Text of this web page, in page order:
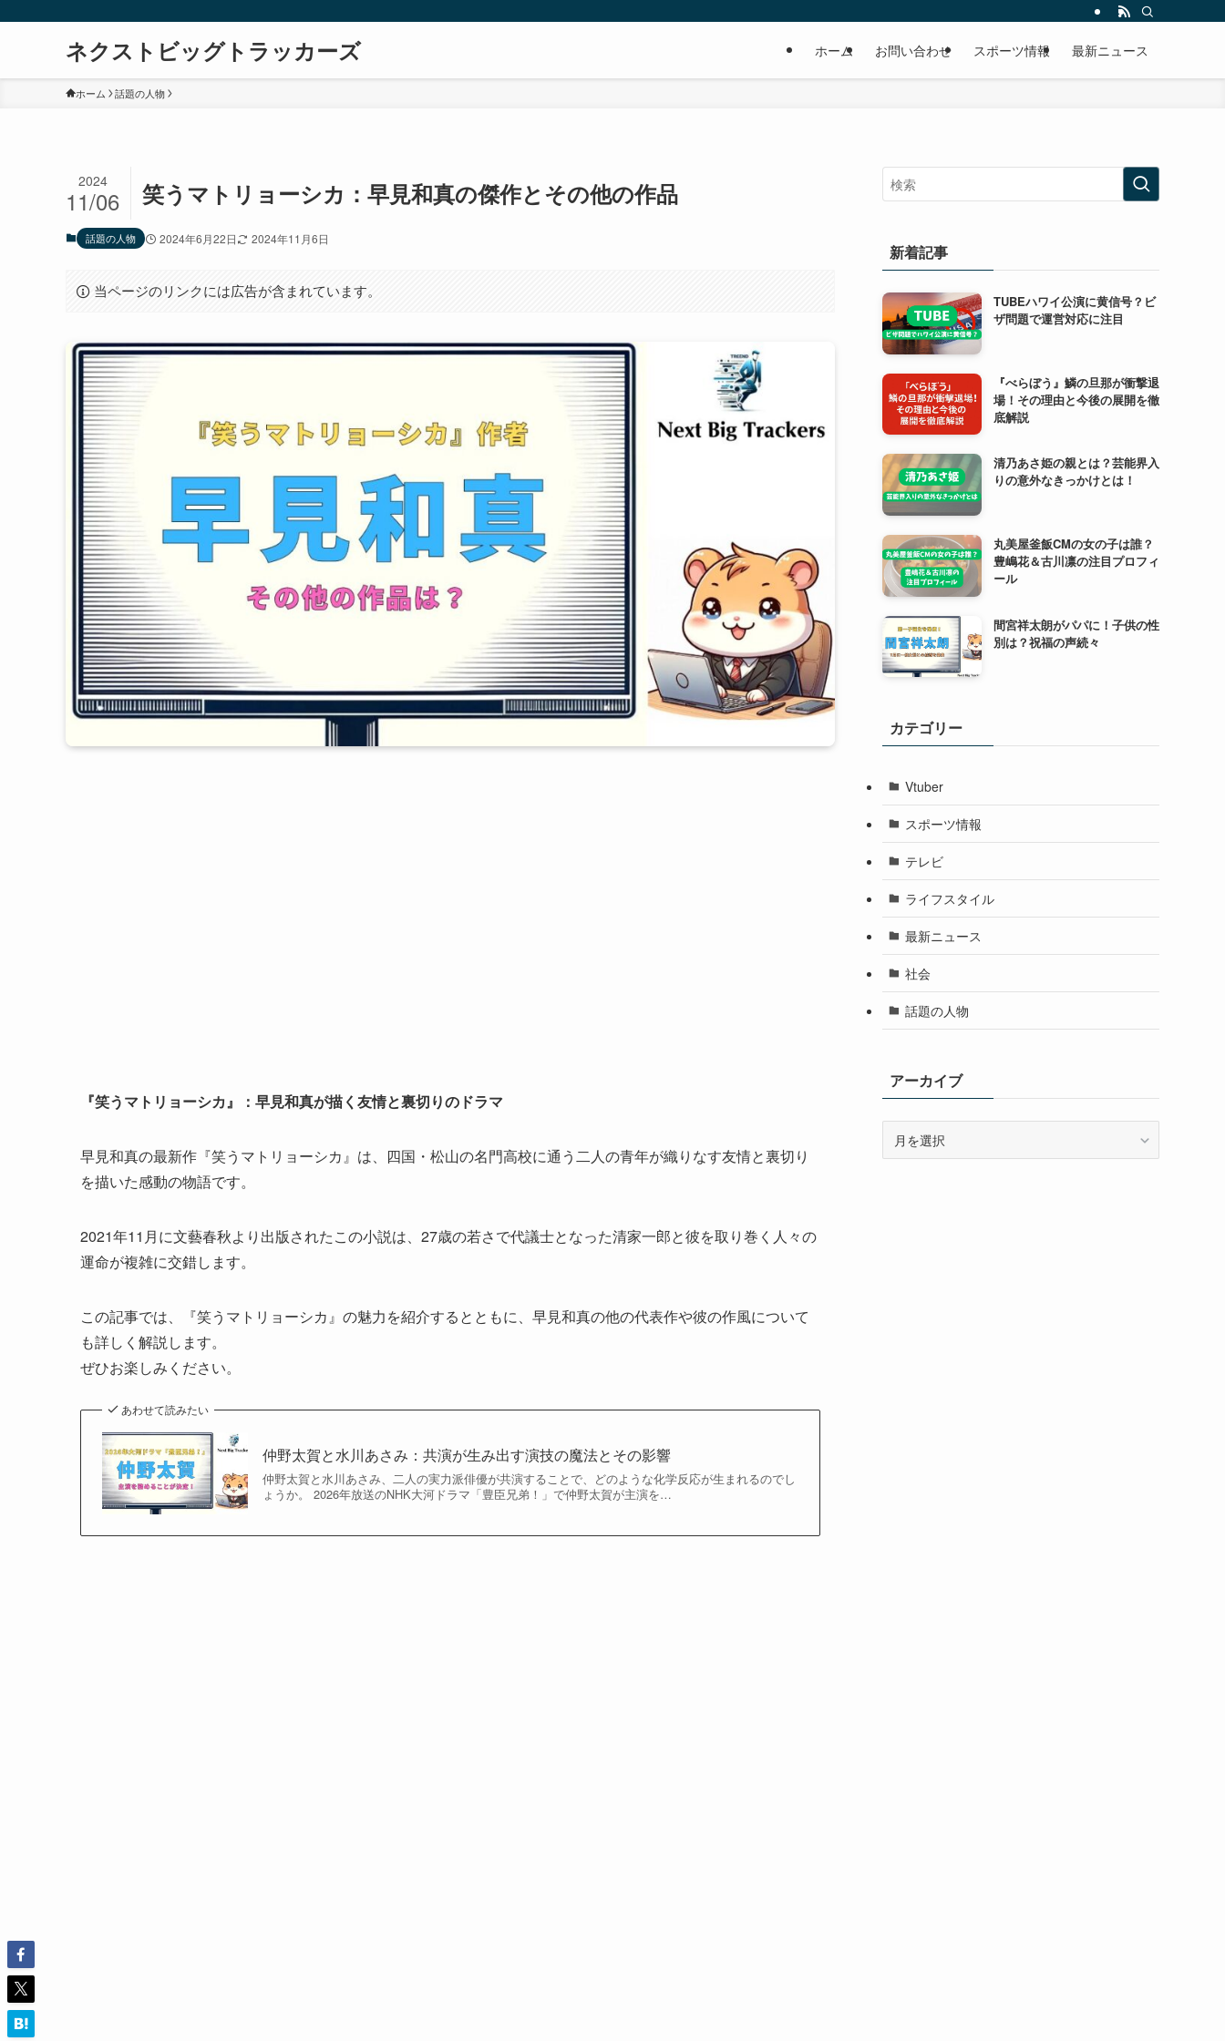
ネクストビッグトラッカーズ ホーム お問い合わせ スポーツ情報 最新ニュース
ホーム 話題の人物
笑うマトリョーシカ：早見和真の傑作とその他の作品
2024
11/06
話題の人物 2024年6月22日 2024年11月6日
当ページのリンクには広告が含まれています。
『笑うマトリョーシカ』：早見和真が描く友情と裏切りのドラマ
早見和真の最新作『笑うマトリョーシカ』は、四国・松山の名門高校に通う二人の青年が織りなす友情と裏切り
を描いた感動の物語です。
2021年11月に文藝春秋より出版されたこの小説は、27歳の若さで代議士となった清家一郎と彼を取り巻く人々の
運命が複雑に交錯します。
この記事では、『笑うマトリョーシカ』の魅力を紹介するとともに、早見和真の他の代表作や彼の作風について
も詳しく解説します。
ぜひお楽しみください。
あわせて読みたい
仲野太賀と水川あさみ：共演が生み出す演技の魔法とその影響
仲野太賀と水川あさみ、二人の実力派俳優が共演することで、どのような化学反応が生まれるのでし
ょうか。 2026年放送のNHK大河ドラマ「豊臣兄弟！」で仲野太賀が主演を…
新着記事
TUBEハワイ公演に黄信号？ビ
ザ問題で運営対応に注目
『べらぼう』鱗の旦那が衝撃退
場！その理由と今後の展開を徹
底解説
清乃あさ姫の親とは？芸能界入
りの意外なきっかけとは！
丸美屋釜飯CMの女の子は誰？
豊嶋花＆古川凛の注目プロフィ
ール
間宮祥太朗がパパに！子供の性
別は？祝福の声続々
カテゴリー
Vtuber
スポーツ情報
テレビ
ライフスタイル
最新ニュース
社会
話題の人物
アーカイブ